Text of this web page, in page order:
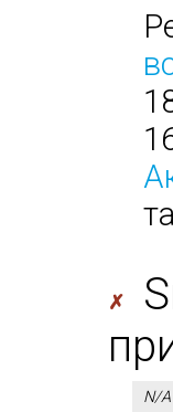
✗
N/A